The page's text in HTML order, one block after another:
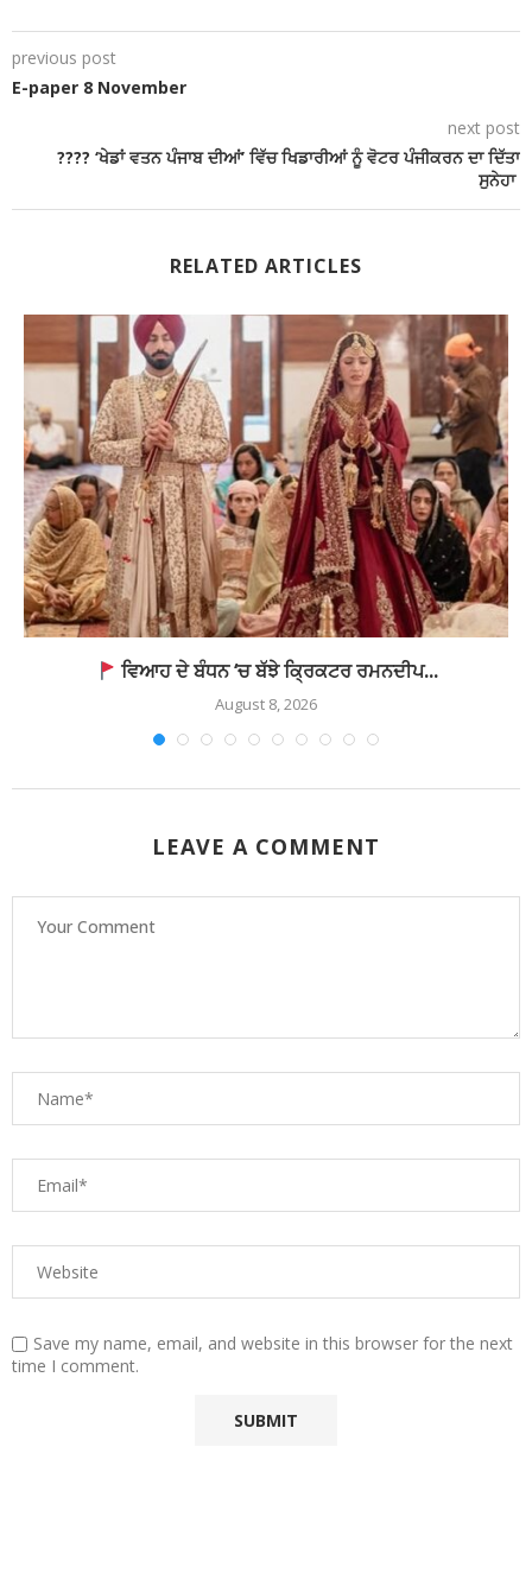
previous post
E-paper 8 November
next post
???? ‘ਖੇਡਾਂ ਵਤਨ ਪੰਜਾਬ ਦੀਆਂ’ ਵਿੱਚ ਖਿਡਾਰੀਆਂ ਨੂੰ ਵੋਟਰ ਪੰਜੀਕਰਨ ਦਾ ਦਿੱਤਾ
ਸੁਨੇਹਾ
RELATED ARTICLES
ਵਿਆਹ ਦੇ ਬੰਧਨ ‘ਚ ਬੱਝੇ ਕ੍ਰਿਕਟਰ ਰਮਨਦੀਪ...
August 8, 2026
LEAVE A COMMENT
Save my name, email, and website in this browser for the next
time I comment.